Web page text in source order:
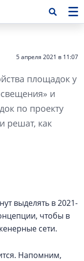
5 апреля 2021 в 11:07
площадок у
и
по проекту
решат, как
выделять в 2021-
чтобы в
сети.
Напомним,